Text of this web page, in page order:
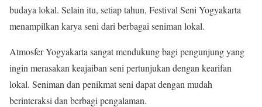
budaya lokal. Selain itu, setiap tahun, Festival Seni Yogyakarta
menampilkan karya seni dari berbagai seniman lokal.
Atmosfer Yogyakarta sangat mendukung bagi pengunjung yang
ingin merasakan keajaiban seni pertunjukan dengan kearifan
lokal. Seniman dan penikmat seni dapat dengan mudah
berinteraksi dan berbagi pengalaman.